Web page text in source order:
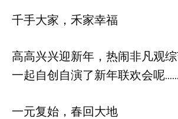
千手大家，禾家幸福
高高兴兴迎新年，热闹非凡观
一起自创自演了新年联欢会呢……
一元复始，春回大地